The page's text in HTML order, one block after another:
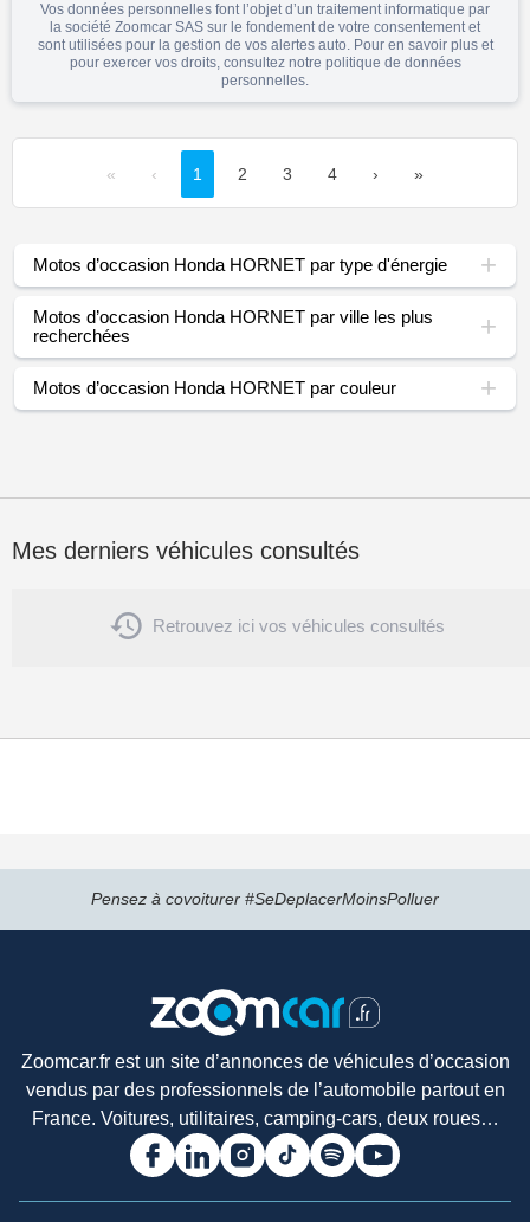
Vos données personnelles font l’objet d’un traitement informatique par
la société Zoomcar SAS sur le fondement de votre consentement et
sont utilisées pour la gestion de vos alertes auto. Pour en savoir plus et
pour exercer vos droits, consultez notre politique de données
personnelles.
« ‹ 1 2 3 4 › »
Motos d’occasion Honda HORNET par type d'énergie
Motos d’occasion Honda HORNET par ville les plus
recherchées
Motos d’occasion Honda HORNET par couleur
Mes derniers véhicules consultés
 Retrouvez ici vos véhicules consultés
Pensez à covoiturer #SeDeplacerMoinsPolluer
Zoomcar.fr est un site d’annonces de véhicules d’occasion
vendus par des professionnels de l’automobile partout en
France. Voitures, utilitaires, camping-cars, deux roues…